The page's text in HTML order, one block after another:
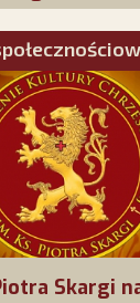
Skargi